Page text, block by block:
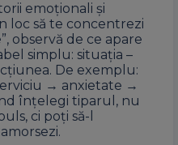
emoționali și
loc să te concentrezi
observă de ce apare
simplu: situația –
De exemplu:
→ anxietate →
înțelegi tiparul, nu
ci poți să-l